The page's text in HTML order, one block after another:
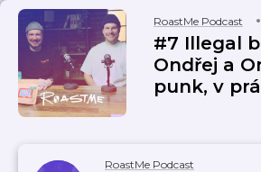
RoastMe Podcast
#7 Illegal
Ondřej a
punk, v
RoastMe Podcast